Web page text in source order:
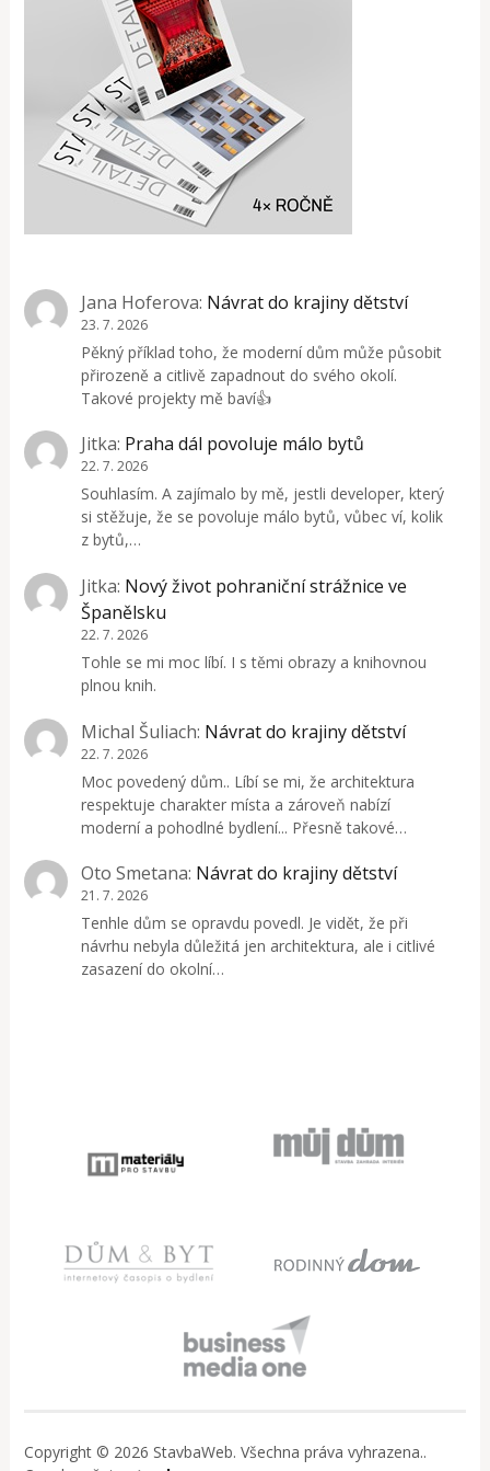
Jana Hoferova: Návrat do krajiny dětství
23. 7. 2026
Pěkný příklad toho, že moderní dům může působit
přirozeně a citlivě zapadnout do svého okolí.
Takové projekty mě baví👍
Jitka: Praha dál povoluje málo bytů
22. 7. 2026
Souhlasím. A zajímalo by mě, jestli developer, který
si stěžuje, že se povoluje málo bytů, vůbec ví, kolik
z bytů,…
Jitka: Nový život pohraniční strážnice ve
Španělsku
22. 7. 2026
Tohle se mi moc líbí. I s těmi obrazy a knihovnou
plnou knih.
Michal Šuliach: Návrat do krajiny dětství
22. 7. 2026
Moc povedený dům.. Líbí se mi, že architektura
respektuje charakter místa a zároveň nabízí
moderní a pohodlné bydlení... Přesně takové…
Oto Smetana: Návrat do krajiny dětství
21. 7. 2026
Tenhle dům se opravdu povedl. Je vidět, že při
návrhu nebyla důležitá jen architektura, ale i citlivé
zasazení do okolní…
Copyright © 2026 StavbaWeb. Všechna práva vyhrazena..